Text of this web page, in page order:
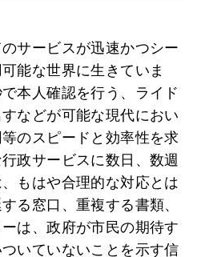
サービスが迅速かつシー
能な世界に生きていま
本人確認を行う、ライド
などが可能な現代におい
のスピードと効率性を求
政サービスに数日、数週
もはや合理的な対応とは
る窓口、重複する書類、
は、政府が市民の期待す
いていないことを示す信